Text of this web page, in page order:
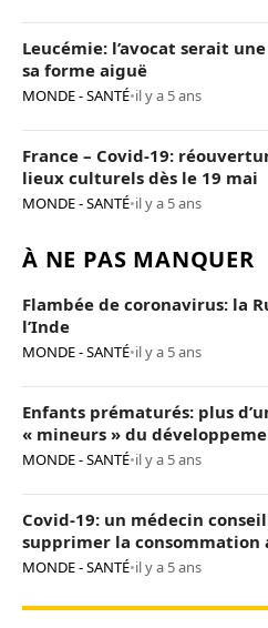
Leucémie: l’avocat serait
sa forme aiguë
MONDE - SANTÉ•il y a 5 ans
France – Covid-19:
lieux culturels dès le 19 mai
MONDE - SANTÉ•il y a 5 ans
À NE PAS MANQUER
Flambée de coronavirus: la
l’Inde
MONDE - SANTÉ•il y a 5 ans
Enfants prématurés: plus
« mineurs » du
MONDE - SANTÉ•il y a 5 ans
Covid-19: un médecin
supprimer la consommation
MONDE - SANTÉ•il y a 5 ans